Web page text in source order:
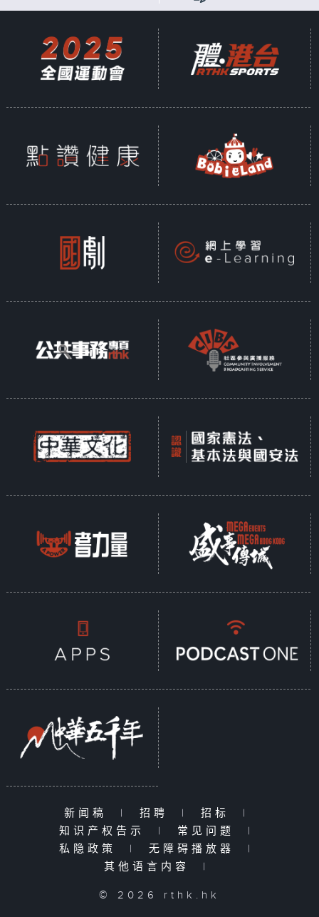
新闻稿 | 招聘 | 招标
|
知识产权告示
| 常见问题
|
私隐政策
| 无障碍播放器
|
其他语言内容
|
© 2026 rthk.hk